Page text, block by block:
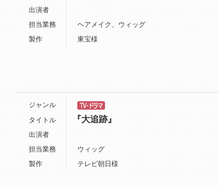
出演者
担当業務
ヘアメイク、ウィッグ
製作
東宝様
ジャンル
タイトル
『大追跡』
出演者
担当業務
ウィッグ
製作
テレビ朝日様